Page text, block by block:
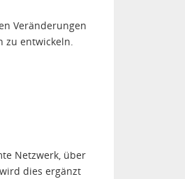
Veränderungen
zu entwickeln.
Netzwerk, über
dies ergänzt